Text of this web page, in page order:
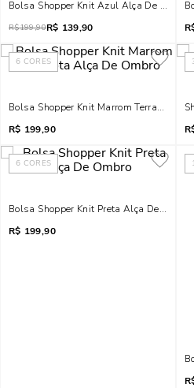
Bolsa Shopper Knit Azul Alça De Ombro
R$199,90R$ 139,90
6 CORES
Bolsa Shopper Knit Marrom Terracota
R$ 199,90
6 CORES
Bolsa Shopper Knit Preta Alça De Ombro
R$ 199,90